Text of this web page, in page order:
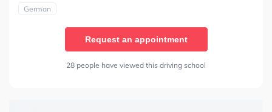
German
Request an appointment
28 people have viewed this driving school